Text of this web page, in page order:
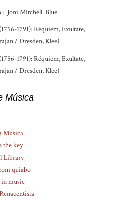
Joni Mitchell: Blue
1791): Réquiem, Exultate,
/ Dresden, Klee)
1791): Réquiem, Exultate,
/ Dresden, Klee)
Música
Música
the key
Library
quiabo
music